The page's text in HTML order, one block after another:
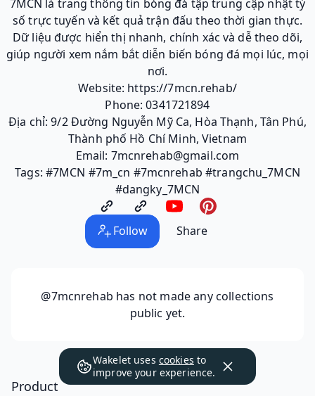
7MCN là trang thông tin bóng đá tập trung cập nhật tỷ
số trực tuyến và kết quả trận đấu theo thời gian thực.
Dữ liệu được hiển thị nhanh, chính xác và dễ theo dõi,
giúp người xem nắm bắt diễn biến bóng đá mọi lúc, mọi
nơi.
Website: https://7mcn.rehab/
Phone: 0341721894
Địa chỉ: 9/2 Đường Nguyễn Mỹ Ca, Hòa Thạnh, Tân Phú,
Thành phố Hồ Chí Minh, Vietnam
Email: 7mcnrehab@gmail.com
Tags: #7MCN #7m_cn #7mcnrehab #trangchu_7MCN
#dangky_7MCN
Follow Share
@7mcnrehab has not made any collections
public yet.
Wakelet uses cookies to
improve your experience.
Product